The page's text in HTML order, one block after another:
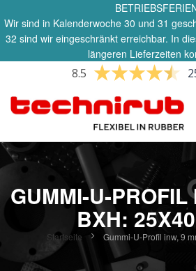
Wir sind in Kalenderwoche 30 und 31
32 sind wir eingeschränkt erreichbar. In
längeren Lieferzeiten
8.5
GUMMI-U-PROFIL
BXH:
Startseite Gummi-U-Profil inw, 9